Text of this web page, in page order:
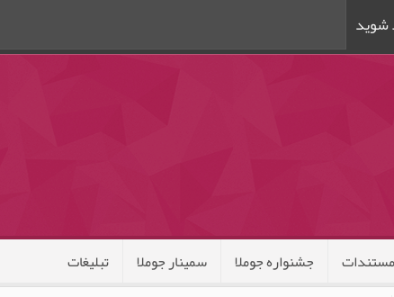
شوید
مستندات جشنواره جوملا سمینار جوملا تبلیغات